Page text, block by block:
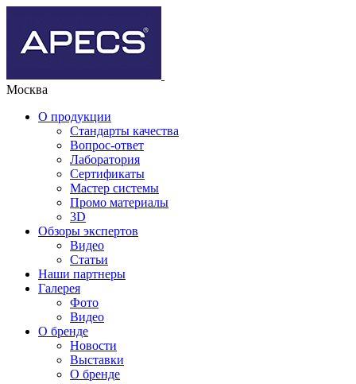
Москва
О продукции
Стандарты качества
Вопрос-ответ
Лаборатория
Сертификаты
Мастер системы
Промо материалы
3D
Обзоры экспертов
Видео
Статьи
Наши партнеры
Галерея
Фото
Видео
О бренде
Новости
Выставки
О бренде